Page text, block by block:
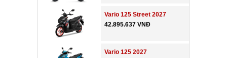
Vario 125 Street 2027
42.895.637 VNĐ
Vario 125 2027